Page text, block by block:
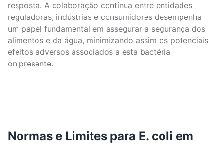
resposta. A colaboração contínua entre entidades
reguladoras, indústrias e consumidores desempenha
um papel fundamental em assegurar a segurança dos
alimentos e da água, minimizando assim os potenciais
efeitos adversos associados a esta bactéria
onipresente.
Normas e Limites para E. coli em